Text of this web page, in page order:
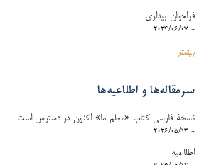
فراخوان بیداری
- 2024/06/07
بیشتر
سرمقاله‌ها و اطلاعیه‌ها
نسخۀ فارسی کتاب «معلم ما» اکنون در دسترس است
- 2026/05/13
اطلاعیه